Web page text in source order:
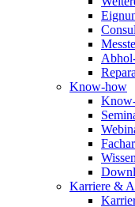
Know-how
Karriere &